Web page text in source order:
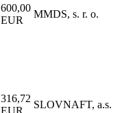
600,00
EUR
MMDS, s. r. o.
316,72
EUR
SLOVNAFT, a.s.